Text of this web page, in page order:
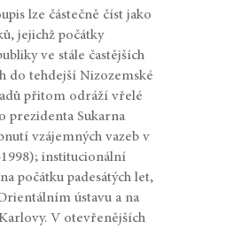
lze částečně číst jako
jejichž počátky
ve stále častějších
do tehdejší Nizozemské
přitom odráží vřelé
prezidenta Sukarna
vzájemných vazeb v
institucionální
počátku padesátých let,
ústavu a na
V otevřenějších